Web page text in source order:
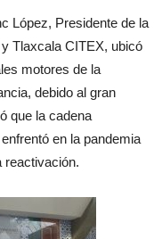
López, Presidente de la
Tlaxcala CITEX, ubicó
motores de la
debido al gran
que la cadena
en la pandemia
reactivación.